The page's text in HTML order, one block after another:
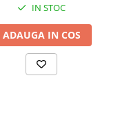
IN STOC
ADAUGA IN COS